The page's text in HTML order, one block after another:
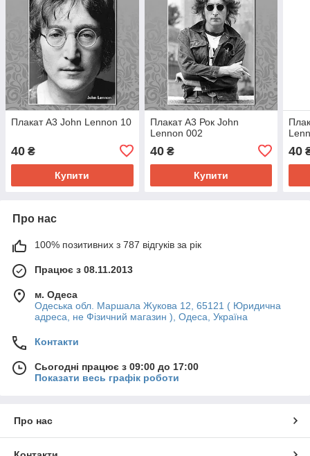
Плакат А3 John Lennon 10
40 ₴
Купити
Плакат А3 Рок John
Lennon 002
40₴
Купити
40
Про нас
100% позитивних з 787 відгуків за рік
Працює з 08.11.2013
м. Одеса
Одеська обл. Маршала Жукова 12, 65121 ( Юридична
адреса, не Фізичний магазин ), Одеса, Україна
Контакти
Сьогодні працює з 09:00 до 17:00
Показати весь графік роботи
Про нас